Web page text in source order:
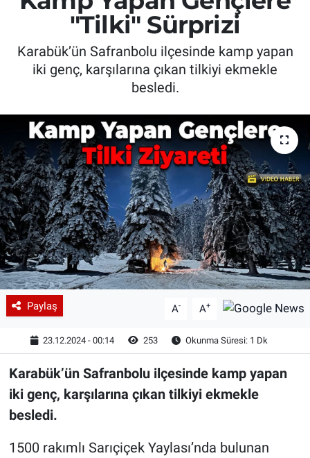
"Tilki" Sürprizi
Karabük’ün Safranbolu ilçesinde kamp yapan
iki genç, karşılarına çıkan tilkiyi ekmekle
besledi.
Paylaş A- A+
23.12.2024 - 00:14 253 Okunma Süresi: 1 Dk
Karabük’ün Safranbolu ilçesinde kamp yapan
iki genç, karşılarına çıkan tilkiyi ekmekle
besledi.
1500 rakımlı Sarıçiçek Yaylası’nda bulunan